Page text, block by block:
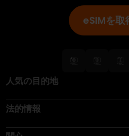
eSIMを取
人気の目的地
法的情報